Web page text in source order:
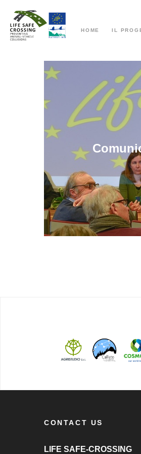
HOME IL
CONTACT US
LIFE SAFE-CROSSING